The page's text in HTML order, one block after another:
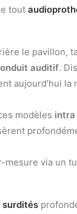
tout
le pavillon,
auditif.
aujourd’hui la
modèles
mesure via un
surdités